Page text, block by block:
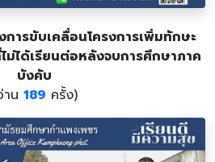
ารขับเคลื่อนโครงการเพิ่มทักษะ
ได้เรียนต่อหลังจบการศึกษาภาค
บังคับ
าน 189 ครั้ง)